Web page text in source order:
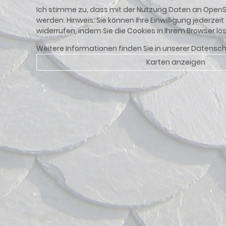
Ich stimme zu, dass mit der Nutzung Daten an
werden. Hinweis: Sie können Ihre Einwilligung
widerrufen, indem Sie die Cookies in Ihrem Browser
Weitere Informationen finden Sie in unserer
Karten anzeigen